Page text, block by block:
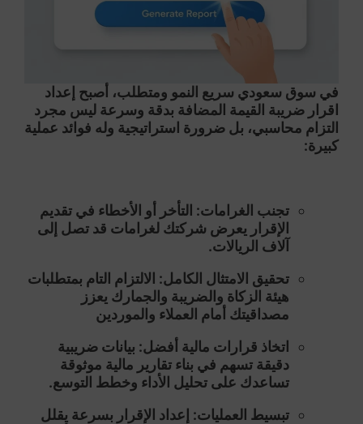
في سوق سعودي سريع النمو ومتطلب، أصبح إعداد
اقرار ضريبة القيمة المضافة بدقة وسرعة ليس مجرد
التزام محاسبي، بل ضرورة استراتيجية وله فوائد عملية
كبيرة:
تجنب الغرامات: التأخر أو الأخطاء في تقديم
الإقرار يعرض شركتك لغرامات قد تصل إلى
آلاف الريالات.
تحقيق الامتثال الكامل: الالتزام التام بمتطلبات
هيئة الزكاة والضريبة والجمارك يعزز
مصداقيتك أمام العملاء والموردين
اتخاذ قرارات مالية أفضل: بيانات ضريبية
دقيقة تسهم في بناء تقارير مالية موثوقة
تساعدك على تحليل الأداء وخطط التوسع.
تبسيط العمليات: إعداد الإقرار بسرعة يقلل